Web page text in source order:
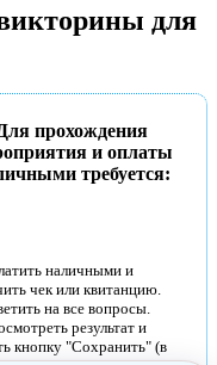
для
прохождения
и оплаты
требуется:
наличными и
чек или квитанцию.
на все вопросы.
результат и
кнопку "Сохранить" (в